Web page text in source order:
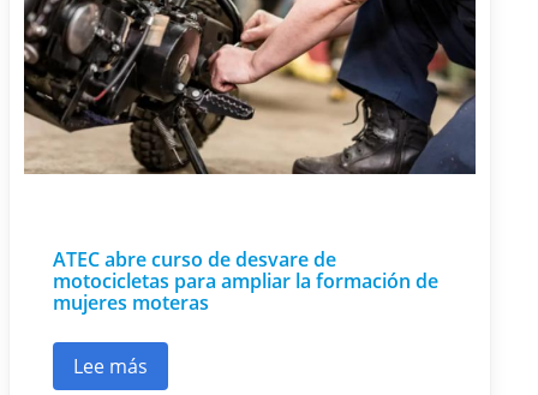
ATEC abre curso de desvare de
motocicletas para ampliar la formación de
mujeres moteras
Lee más
sobre ATEC abre curso de desvare de